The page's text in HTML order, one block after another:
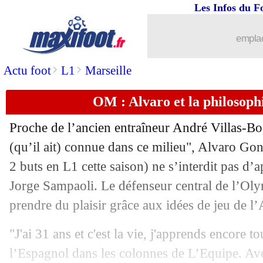
Actu foot> L1 > Marseille
Les Infos du
OM : Alvaro et la
Proche de l’ancien entraîneur André Villas-
(qu’il ait) connue dans ce milieu", Alvaro
2 buts en L1 cette saison) ne s’interdit pas
Jorge Sampaoli. Le défenseur central de
prendre du plaisir grâce aux idées de jeu de
"J'ai 31 ans et c'est la vie, j'apprends encore
l’Espagnol dans les colonnes de L’Equipe.
Bayern
22/05 Dortmund
22/05 Barça: Messi serait prêt à rester !
22/05 PSG: Pochettino réalise un bilan
22/05 Juve: Ronaldo, le Sporting n'abdique
22/05 PSG: le titre, Pochettino ne voit pas
22/05 Lille: l'inquiétude de Larqué...